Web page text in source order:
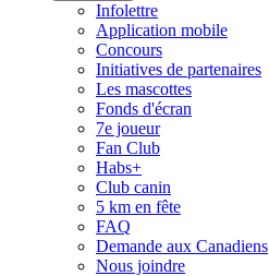
Infolettre
Application mobile
Concours
Initiatives de partenaires
Les mascottes
Fonds d'écran
7e joueur
Fan Club
Habs+
Club canin
5 km en fête
FAQ
Demande aux Canadiens
Nous joindre